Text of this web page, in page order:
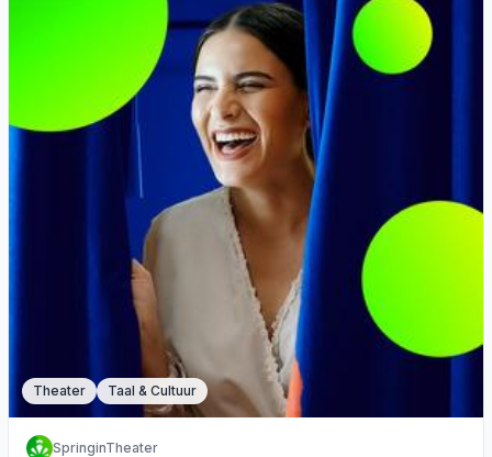
Theater Taal & Cultuur
SpringinTheater